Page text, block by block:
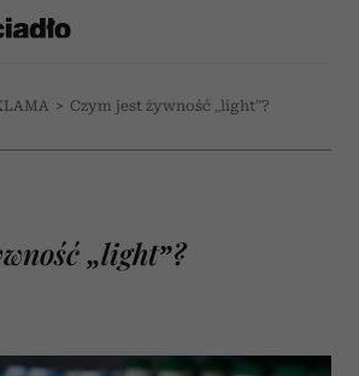
> Czym jest żywność „light”?
„light”?